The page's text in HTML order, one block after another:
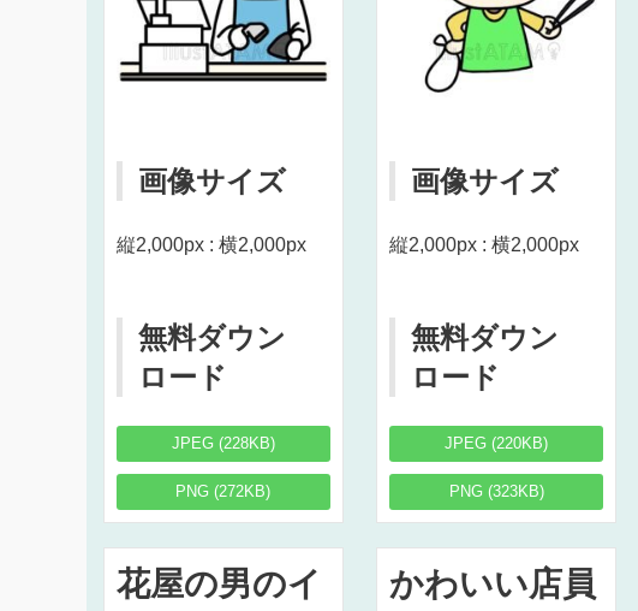
画像サイズ
縦2,000px : 横2,000px
無料ダウン
ロード
JPEG (228KB)
PNG (272KB)
画像サイズ
縦2,000px : 横2,000px
無料ダウン
ロード
JPEG (220KB)
PNG (323KB)
花屋の男のイ
かわいい店員